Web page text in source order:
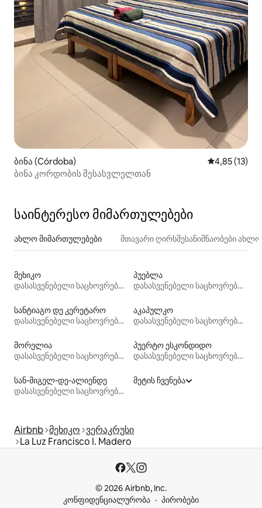
ბინა (Córdoba) საშუალო
4,85 (13)
ბინა კორდობის შესასვლელთან
საინტერესო მიმართულებები
ახლო მიმართულებები მთავარი ღირსშესანიშნაობები
მეხიკო
დასასვენებელი საცხოვრებლები
პუებლა
დასასვენებელი საცხოვრებლები
სანტიაგო დე კერეტარო
დასასვენებელი საცხოვრებლები
აკაპულკო
დასასვენებელი საცხოვრებლები
მორელია
დასასვენებელი საცხოვრებლები
პუერტო ესკონდიდო
დასასვენებელი საცხოვრებლები
სან-მიგელ-დე-ალიენდე
დასასვენებელი საცხოვრებლები
მეტის ჩვენება
Airbnb მეხიკო ვერაკრუსი
La Luz Francisco I. Madero
© 2026 Airbnb, Inc.
კონფიდენციალურობა
პირობები